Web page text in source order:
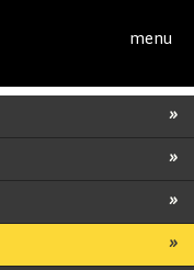
menu